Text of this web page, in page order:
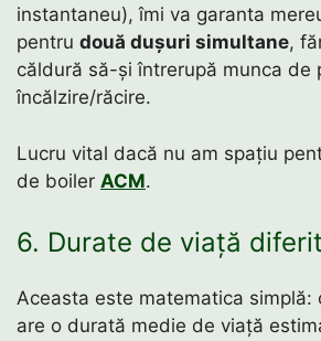
instantaneu), îmi va garanta
pentru două dușuri simultane,
căldură să-și întrerupă munca de
încălzire/răcire.
Lucru vital dacă nu am spațiu
de boiler ACM.
6. Durate de viață
Aceasta este matematica simplă:
are o durată medie de viață